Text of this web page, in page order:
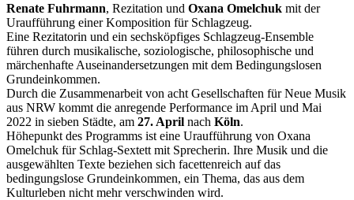
Renate Fuhrmann, Rezitation und Oxana Omelchuk mit der
Uraufführung einer Komposition für Schlagzeug.
Eine Rezitatorin und ein sechsköpfiges Schlagzeug-Ensemble
führen durch musikalische, soziologische, philosophische und
märchenhafte Auseinandersetzungen mit dem Bedingungslosen
Grundeinkommen.
Durch die Zusammenarbeit von acht Gesellschaften für Neue Musik
aus NRW kommt die anregende Performance im April und Mai
2022 in sieben Städte, am 27. April nach Köln.
Höhepunkt des Programms ist eine Uraufführung von Oxana
Omelchuk für Schlag-Sextett mit Sprecherin. Ihre Musik und die
ausgewählten Texte beziehen sich facettenreich auf das
bedingungslose Grundeinkommen, ein Thema, das aus dem
Kulturleben nicht mehr verschwinden wird.